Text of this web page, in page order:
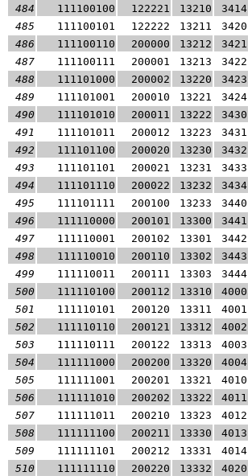
484 111100100 122221 13210 3414
485
111100101 122222 13211 3420
486
111100110 200000 13212 3421
487
111100111 200001 13213 3422
488
111101000 200002 13220 3423
489
111101001 200010 13221 3424
490
111101010 200011 13222 3430
491
111101011 200012 13223 3431
492
111101100 200020 13230 3432
493
111101101 200021 13231 3433
494
111101110 200022 13232 3434
495
111101111 200100 13233 3440
496
111110000 200101 13300 3441
497
111110001 200102 13301 3442
498
111110010 200110 13302 3443
499
111110011 200111 13303 3444
500
111110100 200112 13310 4000
501
111110101 200120 13311 4001
502
111110110 200121 13312 4002
503
111110111 200122 13313 4003
504
111111000 200200 13320 4004
505
111111001 200201 13321 4010
506
111111010 200202 13322 4011
507
111111011 200210 13323 4012
508
111111100 200211 13330 4013
509
111111101 200212 13331 4014
510
111111110 200220 13332 4020